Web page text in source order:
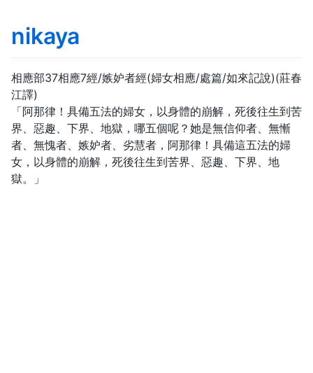
nikaya
相應部37相應7經/嫉妒者經(婦女相應/處篇/如來記說)(莊春
江譯)
「阿那律！具備五法的婦女，以身體的崩解，死後往生到苦
界、惡趣、下界、地獄，哪五個呢？她是無信仰者、無慚
者、無愧者、嫉妒者、劣慧者，阿那律！具備這五法的婦
女，以身體的崩解，死後往生到苦界、惡趣、下界、地
獄。」